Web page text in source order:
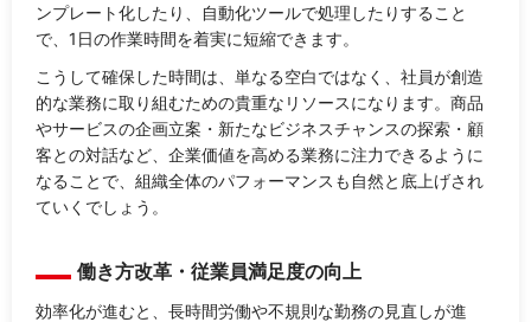
ンプレート化したり、自動化ツールで処理したりすること
で、1日の作業時間を着実に短縮できます。
こうして確保した時間は、単なる空白ではなく、社員が創造
的な業務に取り組むための貴重なリソースになります。商品
やサービスの企画立案・新たなビジネスチャンスの探索・顧
客との対話など、企業価値を高める業務に注力できるように
なることで、組織全体のパフォーマンスも自然と底上げされ
ていくでしょう。
働き方改革・従業員満足度の向上
効率化が進むと、長時間労働や不規則な勤務の見直しが進